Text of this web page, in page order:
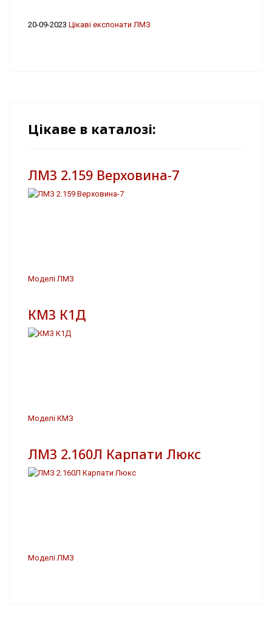
20-09-2023 Цікаві експонати ЛМЗ
Цікаве в каталозі:
ЛМЗ 2.159 Верховина-7
Моделі ЛМЗ
КМЗ К1Д
Моделі КМЗ
ЛМЗ 2.160Л Карпати Люкс
Моделі ЛМЗ